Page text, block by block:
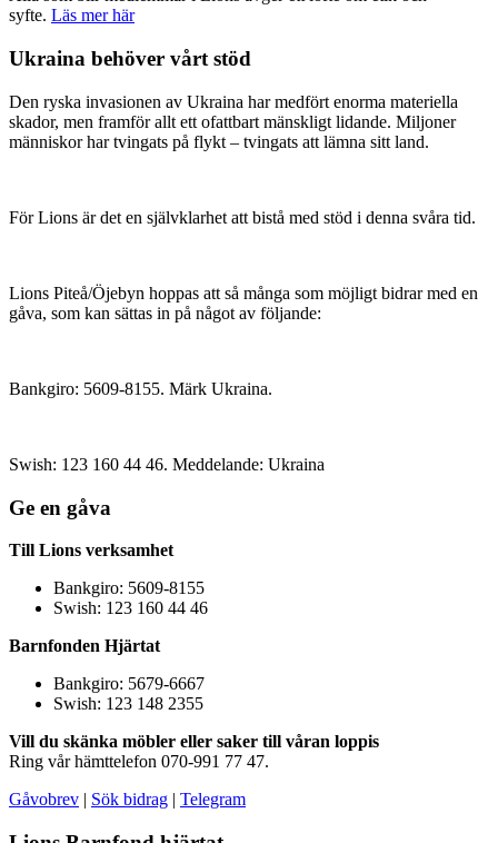
syfte. Läs mer här
Ukraina behöver vårt stöd
Den ryska invasionen av Ukraina har medfört enorma materiella
skador, men framför allt ett ofattbart mänskligt lidande. Miljoner
människor har tvingats på flykt – tvingats att lämna sitt land.
För Lions är det en självklarhet att bistå med stöd i denna svåra tid.
Lions Piteå/Öjebyn hoppas att så många som möjligt bidrar med en
gåva, som kan sättas in på något av följande:
Bankgiro: 5609-8155. Märk Ukraina.
Swish: 123 160 44 46. Meddelande: Ukraina
Ge en gåva
Till Lions verksamhet
Bankgiro: 5609-8155
Swish: 123 160 44 46
Barnfonden Hjärtat
Bankgiro: 5679-6667
Swish: 123 148 2355
Vill du skänka möbler eller saker till våran loppis
Ring vår hämttelefon 070-991 77 47.
Gåvobrev | Sök bidrag | Telegram